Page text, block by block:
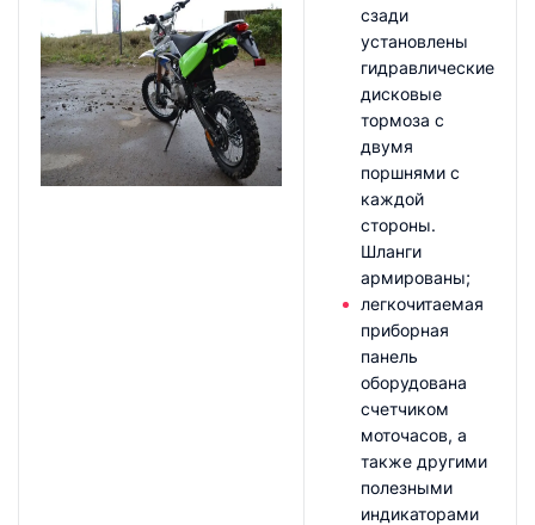
сзади
установлены
гидравлические
дисковые
тормоза с
двумя
поршнями с
каждой
стороны.
Шланги
армированы;
легкочитаемая
приборная
панель
оборудована
счетчиком
моточасов, а
также другими
полезными
индикаторами